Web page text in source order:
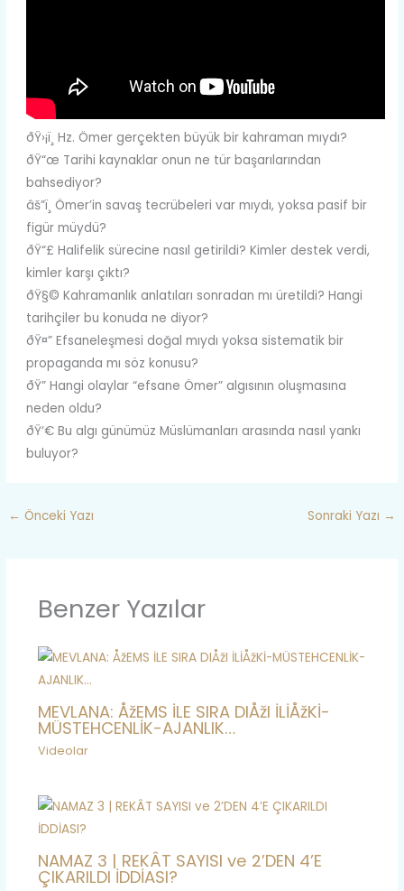
ðŸ›¡ï¸ Hz. Ömer gerçekten büyük bir kahraman mıydı?
ðŸ“œ Tarihi kaynaklar onun ne tür başarılarından
bahsediyor?
âš”ï¸ Ömer’in savaş tecrübeleri var mıydı, yoksa pasif bir
figür müydü?
ðŸ“£ Halifelik sürecine nasıl getirildi? Kimler destek verdi,
kimler karşı çıktı?
ðŸ§© Kahramanlık anlatıları sonradan mı üretildi? Hangi
tarihçiler bu konuda ne diyor?
ðŸ¤” Efsaneleşmesi doğal mıydı yoksa sistematik bir
propaganda mı söz konusu?
ðŸ” Hangi olaylar “efsane Ömer” algısının oluşmasına
neden oldu?
ðŸ‘€ Bu algı günümüz Müslümanları arasında nasıl yankı
buluyor?
← Önceki Yazı Sonraki Yazı →
Benzer Yazılar
MEVLANA: ÅžEMS İLE SIRA DIÅžI İLİÅžKİ-
MÜSTEHCENLİK-AJANLIK…
Videolar
NAMAZ 3 | REKÂT SAYISI ve 2’DEN 4’E
ÇIKARILDI İDDİASI?